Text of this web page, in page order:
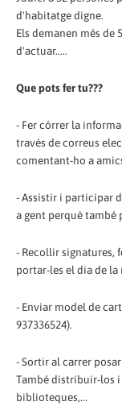
d'habitatge digne.
Els demanen més de
d'actuar.....
Que pots fer tu???
- Fer córrer la
través de correus
comentant-ho a
- Assistir i participar
a gent perquè també
- Recollir signatures,
portar-les el dia de
- Enviar model de
937336524).
- Sortir al carrer
També distribuir-los
biblioteques,...